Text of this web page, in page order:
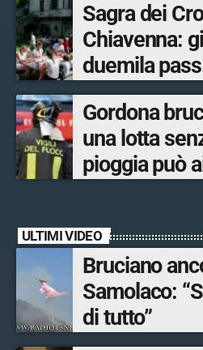
Sagra dei
Chiavenna:
duemila
il 5-6 e il 12-
Gordona
una lotta
pioggia può
ULTIMI VIDEO
Bruciano
Samolaco:
di tutto”